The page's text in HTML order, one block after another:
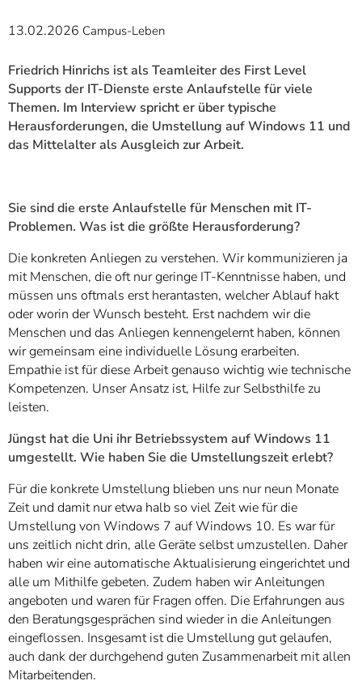
13.02.2026 Campus-Leben
Friedrich Hinrichs ist als Teamleiter des First Level
Supports der IT-Dienste erste Anlaufstelle für viele
Themen. Im Interview spricht er über typische
Herausforderungen, die Umstellung auf Windows 11 und
das Mittelalter als Ausgleich zur Arbeit.
Sie sind die erste Anlaufstelle für Menschen mit IT-
Problemen. Was ist die größte Herausforderung?
Die konkreten Anliegen zu verstehen. Wir kommunizieren ja
mit Menschen, die oft nur geringe IT-Kenntnisse haben, und
müssen uns oftmals erst herantasten, welcher Ablauf hakt
oder worin der Wunsch besteht. Erst nachdem wir die
Menschen und das Anliegen kennengelernt haben, können
wir gemeinsam eine individuelle Lösung erarbeiten.
Empathie ist für diese Arbeit genauso wichtig wie technische
Kompetenzen. Unser Ansatz ist, Hilfe zur Selbsthilfe zu
leisten.
Jüngst hat die Uni ihr Betriebssystem auf Windows 11
umgestellt. Wie haben Sie die Umstellungszeit erlebt?
Für die konkrete Umstellung blieben uns nur neun Monate
Zeit und damit nur etwa halb so viel Zeit wie für die
Umstellung von Windows 7 auf Windows 10. Es war für
uns zeitlich nicht drin, alle Geräte selbst umzustellen. Daher
haben wir eine automatische Aktualisierung eingerichtet und
alle um Mithilfe gebeten. Zudem haben wir Anleitungen
angeboten und waren für Fragen offen. Die Erfahrungen aus
den Beratungsgesprächen sind wieder in die Anleitungen
eingeflossen. Insgesamt ist die Umstellung gut gelaufen,
auch dank der durchgehend guten Zusammenarbeit mit allen
Mitarbeitenden.